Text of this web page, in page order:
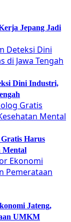
Jepang Jadi
Dini Industri,
Harus
Mental
Jateng,
UMKM